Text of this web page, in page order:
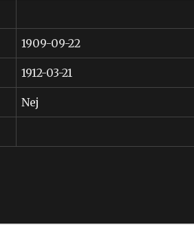
1909-09-22
1912-03-21
Nej